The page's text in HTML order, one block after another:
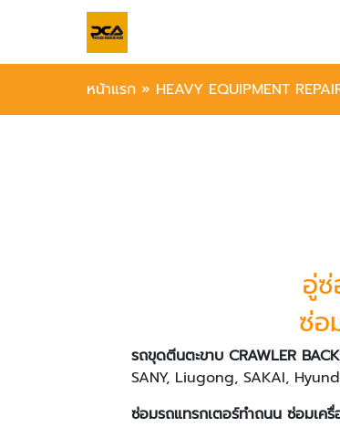
หน้าแรก » HEAVY EQUIPMENT
อู่
ซ่
รถขุดตีนตะขาบ CRAWLER
SANY, Liugong, SAKAI,
ซ่อมรถแทรกเตอร์ทำถนน ซ่อมเค